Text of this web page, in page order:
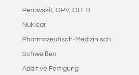
Perowskit, OPV, OLED
Nuklear
Pharmazeutisch-Medizinisch
Schweißen
Additive Fertigung